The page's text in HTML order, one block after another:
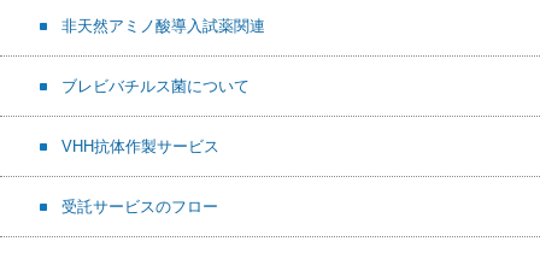
非天然アミノ酸導入試薬関連
ブレビバチルス菌について
VHH抗体作製サービス
受託サービスのフロー